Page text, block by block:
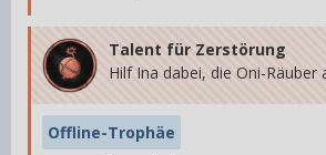
Talent für Zerstörung
Hilf Ina dabei, die Oni-Räuber
Offline-Trophäe